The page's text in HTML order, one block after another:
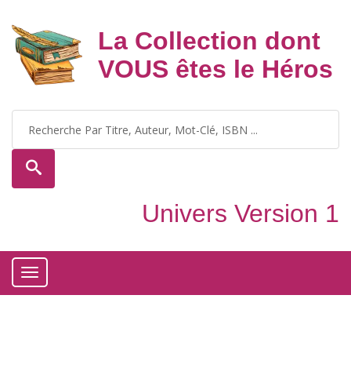
La Collection dont
VOUS êtes le Héros
Univers Version 1
Toggle